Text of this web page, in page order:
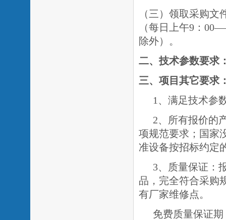
（三 ）领取采购文
（每日上午9：
除外）。
二、 技术参数要求
三、 项目 其它要求
1、满足技术参
2、所有报价的
项规范要求；国家
准设备按招标约定
3、质量保证：
品，完全符合采购
有厂家维修点。
免费质量保证